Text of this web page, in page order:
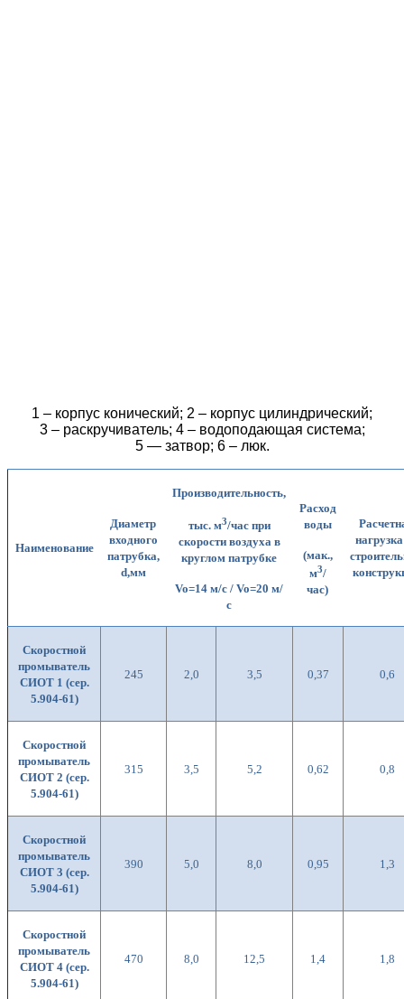
1 – корпус конический; 2 – корпус цилиндрический;
3 – раскручиватель; 4 – водоподающая система;
5 — затвор; 6 – люк.
Наименование
Диаметр
входного
патрубка,
d,мм
Производительность,
тыс. м3/час при
скорости воздуха в
круглом патрубке
Vo=14 м/с / Vo=20 м/
с
Расход
воды
(мак.,
м3/
час)
Скоростной
промыватель
СИОТ 1 (сер.
5.904-61)
245 2,0 3,5 0,37 0,6
Скоростной
промыватель
СИОТ 2 (сер.
5.904-61)
315 3,5 5,2 0,62 0,8
Скоростной
промыватель
СИОТ 3 (сер.
5.904-61)
390 5,0 8,0 0,95 1,3
Скоростной
промыватель
СИОТ 4 (сер.
5.904-61)
470 8,0 12,5 1,4 1,8